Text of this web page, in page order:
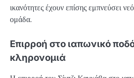
ικανότητες έχουν επίσης εμπνεύσει
ομάδα.
Επιρροή στο ιαπωνικό
κληρονομιά